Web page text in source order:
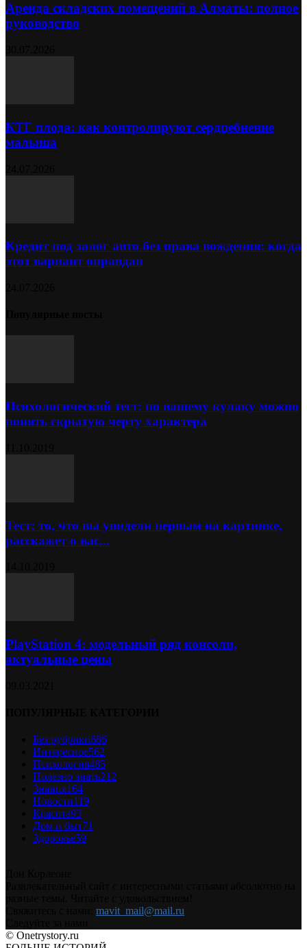
Аренда складских помещений в Алматы: полное
руководство
КТГ плода: как контролируют сердцебиение
малыша
Кредит под залог авто без права вождения: когда
этот вариант оправдан
Психологический тест: по вашему кулаку можно
понять скрытую черту характера
Тест: то, что вы увидели первым на картинке,
расскажет о вас...
PlayStation 4: модельный ряд консоли,
актуальные цены
Без рубрики686
Интересное562
Психология485
Полезно знать212
Знания164
Новости119
Красота93
Дом и быт71
Здоровье59
mavit_mail@mail.ru
© Onetrystory.ru